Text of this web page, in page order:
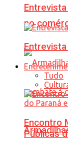
no
Tudo
Encontro
Públicas